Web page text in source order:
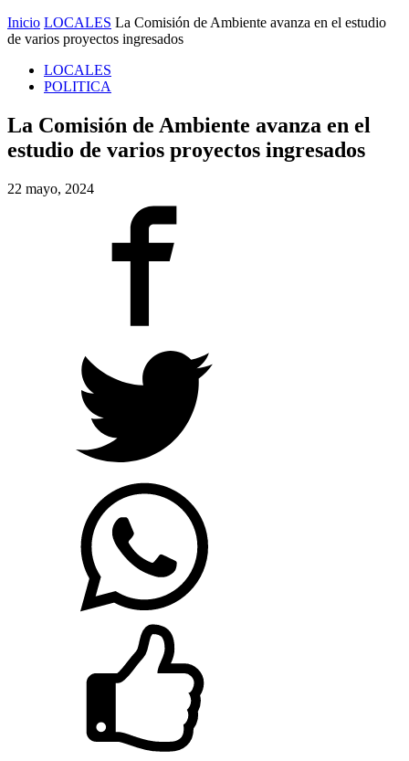
Inicio LOCALES La Comisión de Ambiente avanza en el estudio
de varios proyectos ingresados
LOCALES
POLITICA
La Comisión de Ambiente avanza en el
estudio de varios proyectos ingresados
22 mayo, 2024